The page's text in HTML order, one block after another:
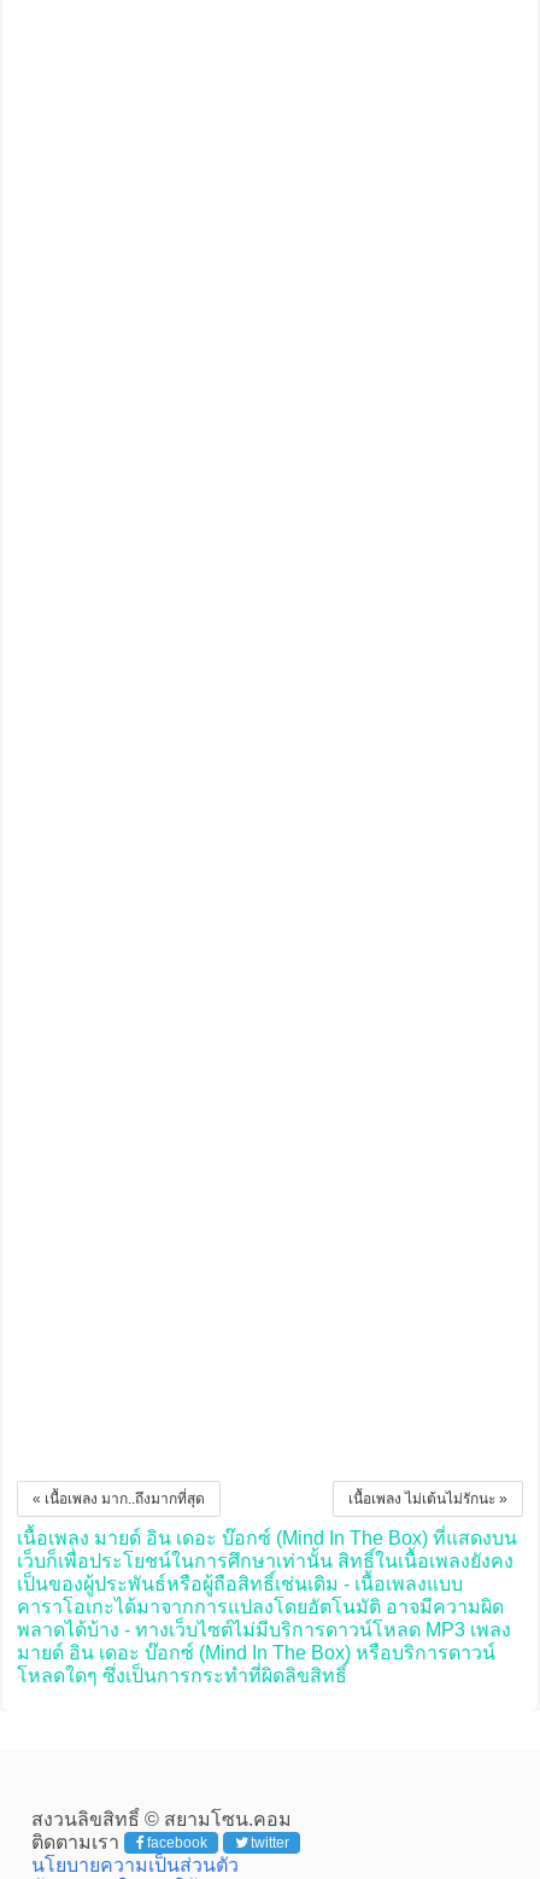
เนื้อเพลง ไม่เต้นไม่รักนะ »
« เนื้อเพลง มาก..ถึงมากที่สุด
เนื้อเพลง มายด์ อิน เดอะ บ๊อกซ์ (Mind In The Box) ที่แสดงบน
เว็บก็เพื่อประโยชน์ในการศึกษาเท่านั้น สิทธิ์ในเนื้อเพลงยังคง
เป็นของผู้ประพันธ์หรือผู้ถือสิทธิ์เช่นเดิม - เนื้อเพลงแบบ
คาราโอเกะได้มาจากการแปลงโดยอัตโนมัติ อาจมีความผิด
พลาดได้บ้าง - ทางเว็บไซต์ไม่มีบริการดาวน์โหลด MP3 เพลง
มายด์ อิน เดอะ บ๊อกซ์ (Mind In The Box) หรือบริการดาวน์
โหลดใดๆ ซึ่งเป็นการกระทำที่ผิดลิขสิทธิ์
สงวนลิขสิทธิ์ © สยามโซน.คอม
ติดตามเรา
facebook twitter
นโยบายความเป็นส่วนตัว